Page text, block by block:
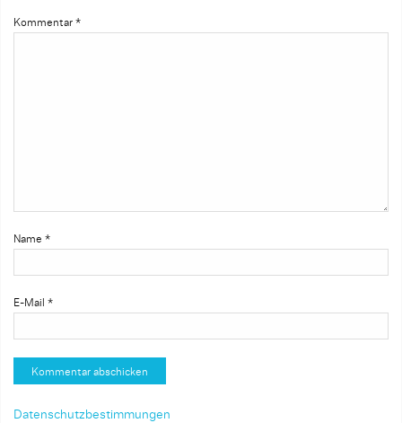
Kommentar *
Name *
E-Mail *
Datenschutzbestimmungen